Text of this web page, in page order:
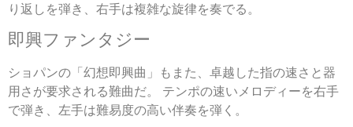
り返しを弾き、右手は複雑な旋律を奏でる。
即興ファンタジー
ショパンの「幻想即興曲」もまた、卓越した指の速さと器
用さが要求される難曲だ。 テンポの速いメロディーを右手
で弾き、左手は難易度の高い伴奏を弾く。